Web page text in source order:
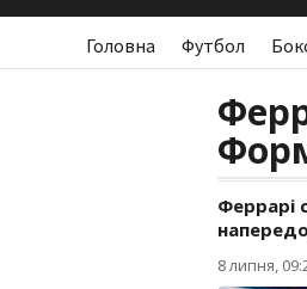
Головна Футбол
Феррарі
8 липня,